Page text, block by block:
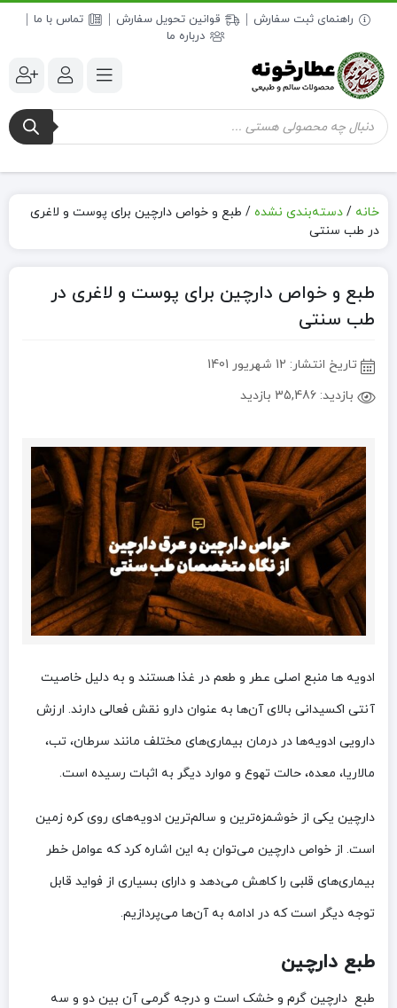
راهنمای ثبت سفارش قوانین تحویل سفارش
تماس با ما
درباره ما
جستجوی
محصولات
خانه / دسته‌بندی نشده / طبع و خواص دارچین برای پوست و لاغری
در طب سنتی
طبع و خواص دارچین برای پوست و لاغری در
طب سنتی
تاریخ انتشار: 12 شهریور 1401
بازدید: 35,486 بازدید
ادویه‌ ها منبع اصلی عطر و طعم در غذا هستند و به دلیل خاصیت
آنتی اکسیدانی بالای آن‌ها به عنوان دارو نقش فعالی دارند. ارزش
دارویی ادویه‌‌ها در درمان بیماری‌های مختلف مانند سرطان، تب،
مالاریا، معده، حالت تهوع و موارد دیگر به اثبات رسیده است.
دارچین یکی از خوشمزه‌ترین و سالم‌ترین ادویه‌های روی کره زمین
است. از خواص دارچین می‌توان به این اشاره کرد که عوامل خطر
بیماری‌های قلبی را کاهش می‌دهد و دارای بسیاری از فواید قابل
توجه دیگر است که در ادامه به آن‌ها می‌پردازیم.
طبع دارچین
طبع دارچین گرم و خشک است و درجه گرمی آن بین دو و سه